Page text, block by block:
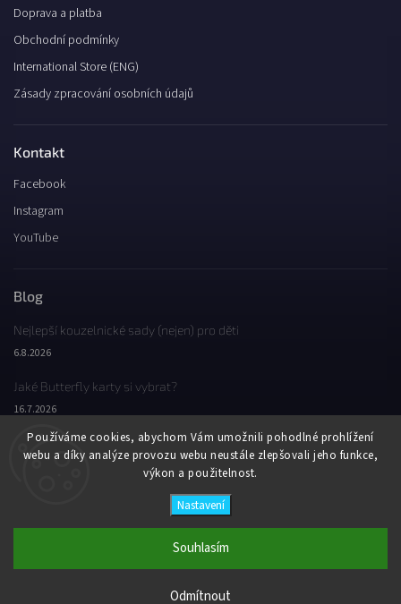
Používáme cookies, abychom Vám umožnili pohodlné prohlížení
webu a díky analýze provozu webu neustále zlepšovali jeho funkce,
výkon a použitelnost.
Nastavení
Odmítnout
Souhlasím
Doprava a platba
Obchodní podmínky
International Store (ENG)
Zásady zpracování osobních údajů
Kontakt
Facebook
Instagram
YouTube
Blog
Nejlepší kouzelnické sady (nejen) pro děti
6.8.2026
Jaké Butterfly karty si vybrat?
16.7.2026
Jaký byl Butterfly Wondercon 2025?
Copyright 2026Butterfly Wonderland. Všechna práva vyhrazena.
Shoptet | DesignShoptak.cz